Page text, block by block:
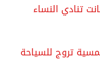
تنادي النساء
تروج للسياحة